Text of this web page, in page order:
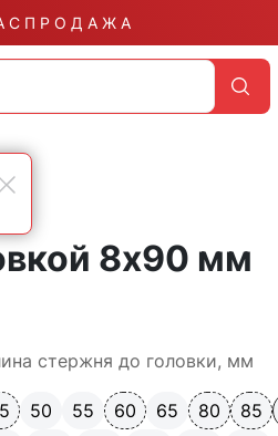
С П Р О Д А Ж А
8х90 мм
стержня до головки, мм
50 55 60 65 80 85